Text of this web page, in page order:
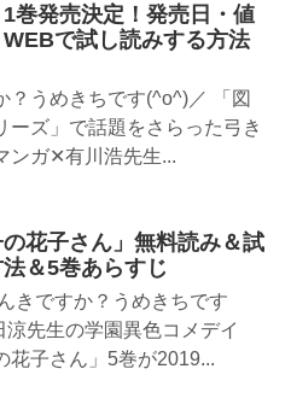
1巻発売決定！発売日・値
で試し読みする方法
？うめきちです(^o^)／ 「図
ーズ」で話題をさらった弓き
ンガ✕有川浩先生...
の花子さん」無料読み＆試
＆5巻あらすじ
きですか？うめきちです
涼先生の学園異色コメデイ
花子さん」5巻が2019...